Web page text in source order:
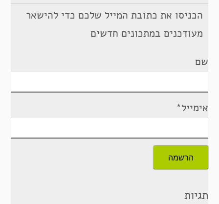
הכניסו את כתובת המייל שלכם כדי להישאר
מעודכנים במתכונים חדשים
שם
אימייל*
תגיות